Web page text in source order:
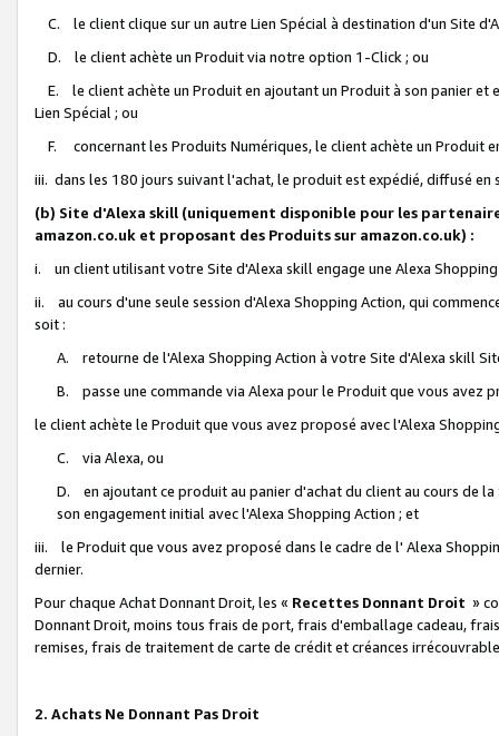
C. le client clique sur un autre Lien Spécial à destination d'un Site
D. le client achète un Produit via notre option 1-Click ; ou
E. le client achète un Produit en ajoutant un Produit à son panier et
Lien Spécial ; ou
F. concernant les Produits Numériques, le client achète un Produit
iii. dans les 180 jours suivant l'achat, le produit est expédié, diffusé
(b) Site d'Alexa skill (uniquement disponible pour les
amazon.co.uk et proposant des Produits sur amazon.co.uk) :
i. un client utilisant votre Site d'Alexa skill engage une Alexa
ii. au cours d'une seule session d'Alexa Shopping Action, qui
soit :
A. retourne de l'Alexa Shopping Action à votre Site d'Alexa skill
B. passe une commande via Alexa pour le Produit que vous avez
le client achète le Produit que vous avez proposé avec l'Alexa
C. via Alexa, ou
D. en ajoutant ce produit au panier d'achat du client au cours de
son engagement initial avec l'Alexa Shopping Action ; et
iii. le Produit que vous avez proposé dans le cadre de l' Alexa
dernier.
Pour chaque Achat Donnant Droit, les « Recettes Donnant Droit »
Donnant Droit, moins tous frais de port, frais d'emballage cadeau,
remises, frais de traitement de carte de crédit et créances
2. Achats Ne Donnant Pas Droit